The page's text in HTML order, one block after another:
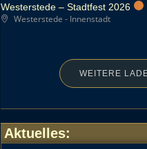
Westerstede – Stadtfest 2026
Westerstede - Innenstadt
WEITERE
Aktuelles: